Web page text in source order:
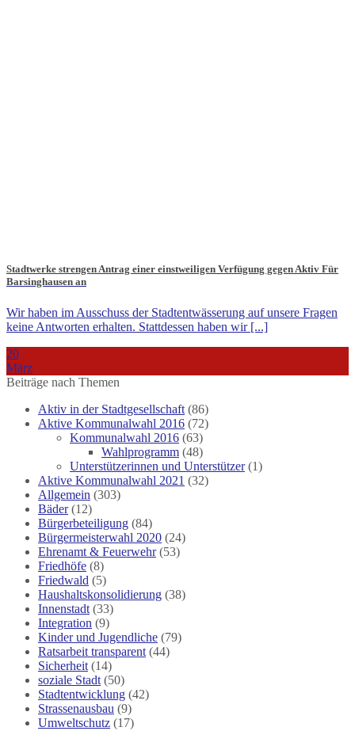
Stadtwerke strengen Antrag einer einstweiligen Verfügung gegen Aktiv Für
Barsinghausen an
Wir haben im Ausschuss der Stadtentwässerung auf unsere Fragen
keine Antworten erhalten. Stattdessen haben wir [...]
20
März
Beiträge nach Themen
Aktiv in der Stadtgesellschaft (86)
Aktive Kommunalwahl 2016 (72)
Kommunalwahl 2016 (63)
Wahlprogramm (48)
Unterstützerinnen und Unterstützer(1)
Aktive Kommunalwahl 2021 (32)
Allgemein (303)
Bäder(12)
Bürgerbeteiligung (84)
Bürgermeisterwahl 2020 (24)
Ehrenamt & Feuerwehr(53)
Friedhöfe (8)
Friedwald (5)
Haushaltskonsolidierung (38)
Innenstadt (33)
Integration (9)
Kinder und Jugendliche (79)
Ratsarbeit transparent (44)
Sicherheit (14)
soziale Stadt (50)
Stadtentwicklung (42)
Strassenausbau (9)
Umweltschutz (17)